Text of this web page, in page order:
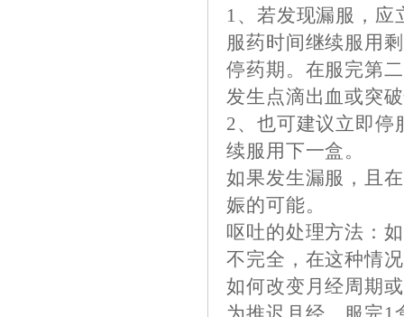
1、若发现漏服，应
服药时间继续服用
停药期。在服完第
发生点滴出血或突
2、也可建议立即停
续服用下一盒。
如果发生漏服，且
娠的可能。
呕吐的处理方法：
不完全，在这种情
如何改变月经周期